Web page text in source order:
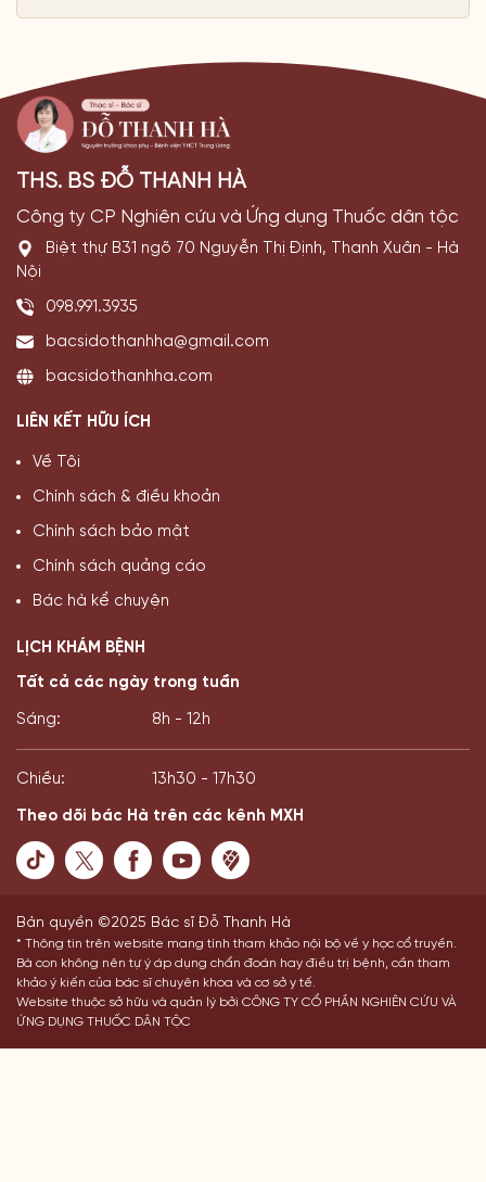
THS. BS ĐỖ THANH HÀ
Công ty CP Nghiên cứu và Ứng dụng Thuốc dân tộc
Biệt thự B31 ngõ 70 Nguyễn Thị Định, Thanh Xuân - Hà
Nội
098.991.3935
bacsidothanhha@gmail.com
bacsidothanhha.com
LIÊN KẾT HỮU ÍCH
Về Tôi
Chính sách & điều khoản
Chính sách bảo mật
Chính sách quảng cáo
Bác hà kể chuyện
LỊCH KHÁM BỆNH
Tất cả các ngày trong tuần
Sáng: 8h - 12h
Chiều: 13h30 - 17h30
Theo dõi bác Hà trên các kênh MXH
Bản quyền ©2025 Bác sĩ Đỗ Thanh Hà
* Thông tin trên website mang tính tham khảo nội bộ về y học cổ truyền.
Bà con không nên tự ý áp dụng chẩn đoán hay điều trị bệnh, cần tham
khảo ý kiến của bác sĩ chuyên khoa và cơ sở y tế.
Website thuộc sở hữu và quản lý bởi CÔNG TY CỔ PHẦN NGHIÊN CỨU VÀ
ỨNG DỤNG THUỐC DÂN TỘC